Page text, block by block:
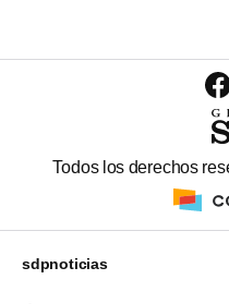
Todos los derechos
sdpnoticias